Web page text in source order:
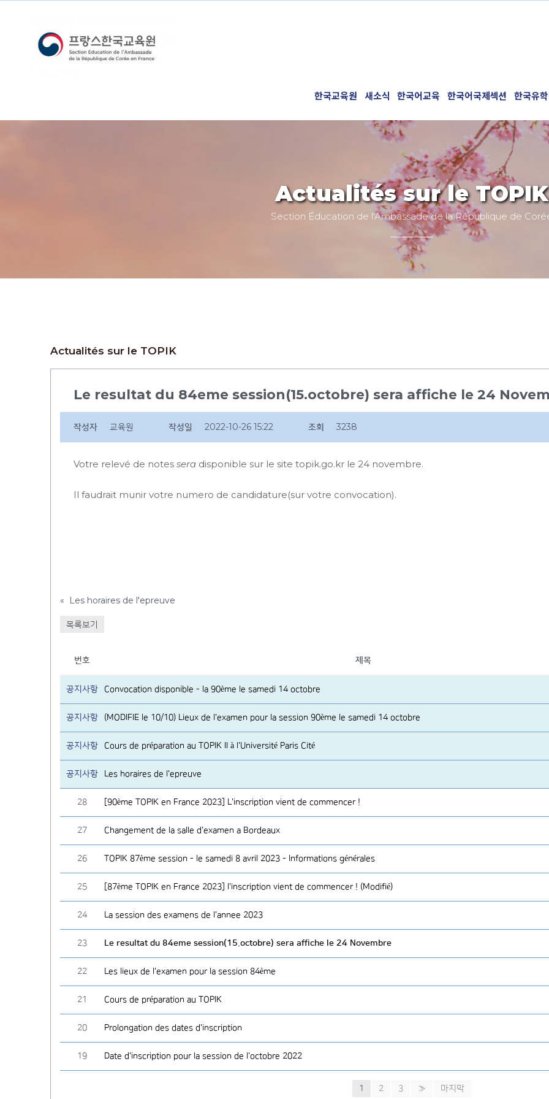
한국교육원 새소식 한국어교육 한국어국제섹션 한국유
Actualités sur le TOPIK
Section Éducation de l'Ambassade de la République de
Actualités sur le TOPIK
Le resultat du 84eme session(15.octobre) sera affiche le 24
작성자 교육원 작성일 2022-10-26 15:22 조회 3238
Votre relevé de notes sera disponible sur le site topik.go.kr le 24 novembre.
Il faudrait munir votre numero de candidature(sur votre convocation).
« Les horaires de l'epreuve
목록보기
번호 제목
공지사항 Convocation disponible - la 90ème le samedi 14 octobre
공지사항 (MODIFIE le 10/10) Lieux de l'examen pour la session 90ème le samedi 14 octobre
공지사항 Cours de préparation au TOPIK II à l'Université Paris Cité
공지사항 Les horaires de l'epreuve
28 [90ème TOPIK en France 2023] L'inscription vient de commencer !
27 Changement de la salle d'examen a Bordeaux
26 TOPIK 87ème session - le samedi 8 avril 2023 - Informations générales
25 [87ème TOPIK en France 2023] l'inscription vient de commencer ! (Modifié)
24 La session des examens de l'annee 2023
23 Le resultat du 84eme session(15.octobre) sera affiche le 24 Novembre
22 Les lieux de l'examen pour la session 84ème
21 Cours de préparation au TOPIK
20 Prolongation des dates d'inscription
19 Date d'inscription pour la session de l'octobre 2022
1 2 3 » 마지막